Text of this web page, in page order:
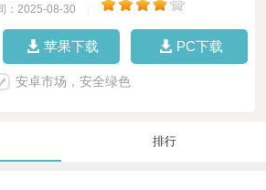
：2025-08-30
苹果下载 PC下载
安卓市场，安全绿色
排行